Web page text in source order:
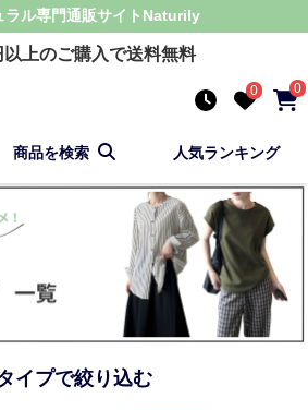
ラル専門通販サイト Naturily
以上のご購入で送料無料
0 0
商品を検索 人気ランキング
イプで絞り込む